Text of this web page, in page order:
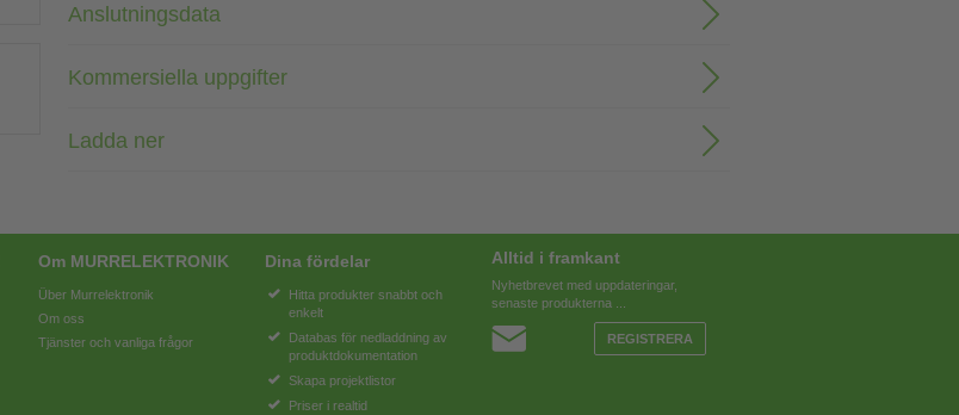
Anslutningsdata
Kommersiella uppgifter
Ladda ner
Om MURRELEKTRONIK
Über Murrelektronik
Om oss
Tjänster och vanliga frågor
Dina fördelar
Hitta produkter snabbt och
enkelt
Databas för nedladdning av
produktdokumentation
Skapa projektlistor
Priser i realtid
Alltid i framkant
Nyhetbrevet med uppdateringar,
senaste produkterna ...
REGISTRERA